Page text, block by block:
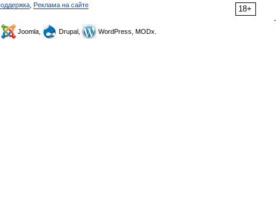
18+
Реклама на сайте
Joomla, Drupal, WordPress, MODx.